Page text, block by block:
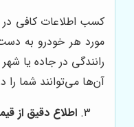
کسب اطلاعات کافی در
مورد هر خودرو به
رانندگی در جاده یا
آن‌ها می‌توانند شما را
اطلاع دقیق از